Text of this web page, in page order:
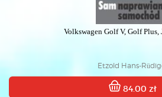
Volkswagen Golf V, Golf Plus,
Etzold Hans-
84.00 zł